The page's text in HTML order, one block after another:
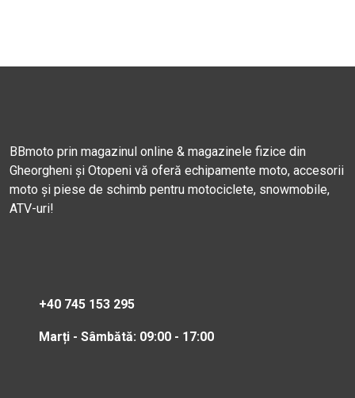
BBmoto prin magazinul online & magazinele fizice din
Gheorgheni și Otopeni vă oferă echipamente moto, accesorii
moto și piese de schimb pentru motociclete, snowmobile,
ATV-uri!
+40 745 153 295
Marți - Sâmbătă: 09:00 - 17:00